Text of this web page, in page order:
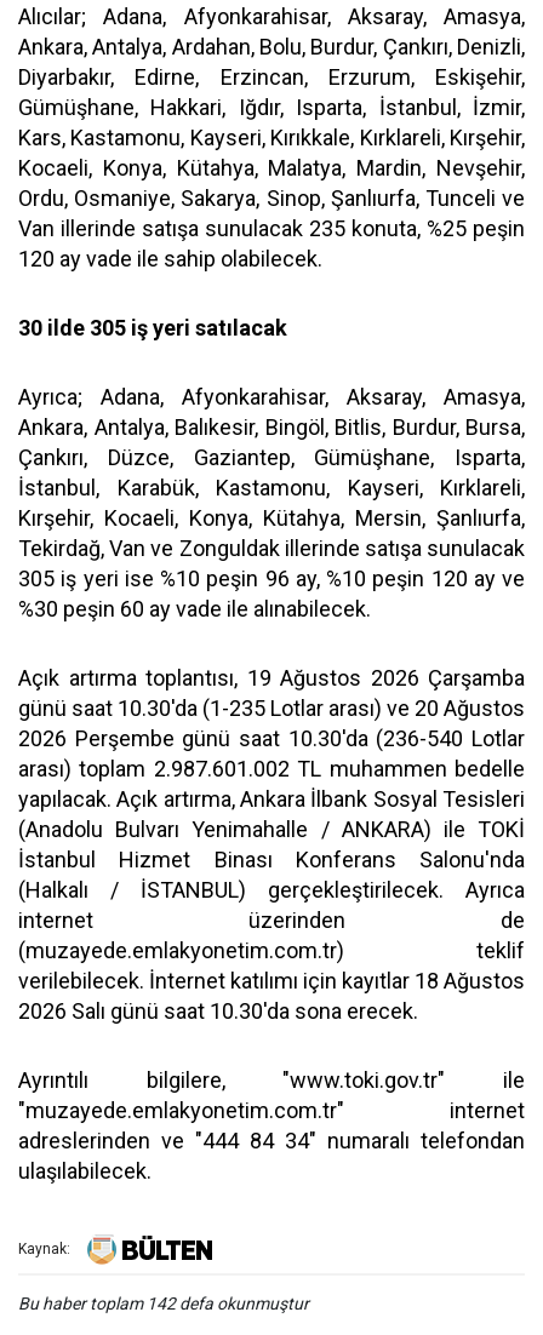
Alıcılar; Adana, Afyonkarahisar, Aksaray, Amasya,
Ankara, Antalya, Ardahan, Bolu, Burdur, Çankırı, Denizli,
Diyarbakır, Edirne, Erzincan, Erzurum, Eskişehir,
Gümüşhane, Hakkari, Iğdır, Isparta, İstanbul, İzmir,
Kars, Kastamonu, Kayseri, Kırıkkale, Kırklareli, Kırşehir,
Kocaeli, Konya, Kütahya, Malatya, Mardin, Nevşehir,
Ordu, Osmaniye, Sakarya, Sinop, Şanlıurfa, Tunceli ve
Van illerinde satışa sunulacak 235 konuta, %25 peşin
120 ay vade ile sahip olabilecek.
30 ilde 305 iş yeri satılacak
Ayrıca; Adana, Afyonkarahisar, Aksaray, Amasya,
Ankara, Antalya, Balıkesir, Bingöl, Bitlis, Burdur, Bursa,
Çankırı, Düzce, Gaziantep, Gümüşhane, Isparta,
İstanbul, Karabük, Kastamonu, Kayseri, Kırklareli,
Kırşehir, Kocaeli, Konya, Kütahya, Mersin, Şanlıurfa,
Tekirdağ, Van ve Zonguldak illerinde satışa sunulacak
305 iş yeri ise %10 peşin 96 ay, %10 peşin 120 ay ve
%30 peşin 60 ay vade ile alınabilecek.
Açık artırma toplantısı, 19 Ağustos 2026 Çarşamba
günü saat 10.30'da (1-235 Lotlar arası) ve 20 Ağustos
2026 Perşembe günü saat 10.30'da (236-540 Lotlar
arası) toplam 2.987.601.002 TL muhammen bedelle
yapılacak. Açık artırma, Ankara İlbank Sosyal Tesisleri
(Anadolu Bulvarı Yenimahalle / ANKARA) ile TOKİ
İstanbul Hizmet Binası Konferans Salonu'nda
(Halkalı / İSTANBUL) gerçekleştirilecek. Ayrıca
internet üzerinden de
(muzayede.emlakyonetim.com.tr) teklif
verilebilecek. İnternet katılımı için kayıtlar 18 Ağustos
2026 Salı günü saat 10.30'da sona erecek.
Ayrıntılı bilgilere, "www.toki.gov.tr" ile
"muzayede.emlakyonetim.com.tr" internet
adreslerinden ve "444 84 34" numaralı telefondan
ulaşılabilecek.
Kaynak:
Bu haber toplam 142 defa okunmuştur